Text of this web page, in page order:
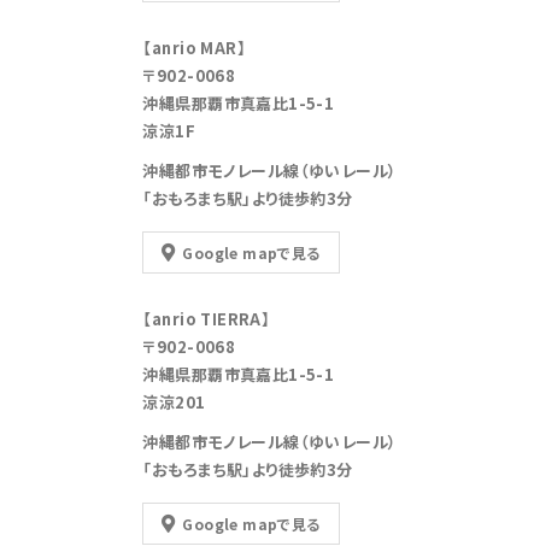
【anrio MAR】
〒902-0068
沖縄県那覇市真嘉比1-5-1
涼涼1F
沖縄都市モノレール線（ゆいレール）
「おもろまち駅」より徒歩約3分
Google mapで見る
【anrio TIERRA】
〒902-0068
沖縄県那覇市真嘉比1-5-1
涼涼201
沖縄都市モノレール線（ゆいレール）
「おもろまち駅」より徒歩約3分
Google mapで見る